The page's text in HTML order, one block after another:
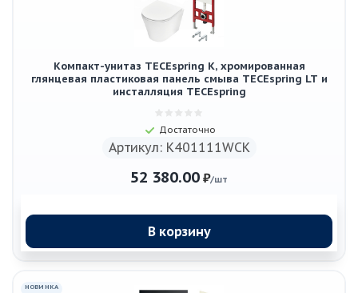
Компакт-унитаз TECEspring K, хромированная
глянцевая пластиковая панель смыва TECEspring LT и
инсталляция TECEspring
Достаточно
Артикул: K401111WCK
52 380.00 ₽/шт
В корзину
НОВИНКА